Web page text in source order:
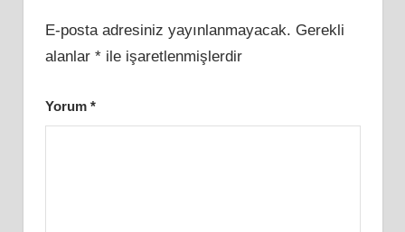
E-posta adresiniz yayınlanmayacak. Gerekli
alanlar *ile işaretlenmişlerdir
Yorum *